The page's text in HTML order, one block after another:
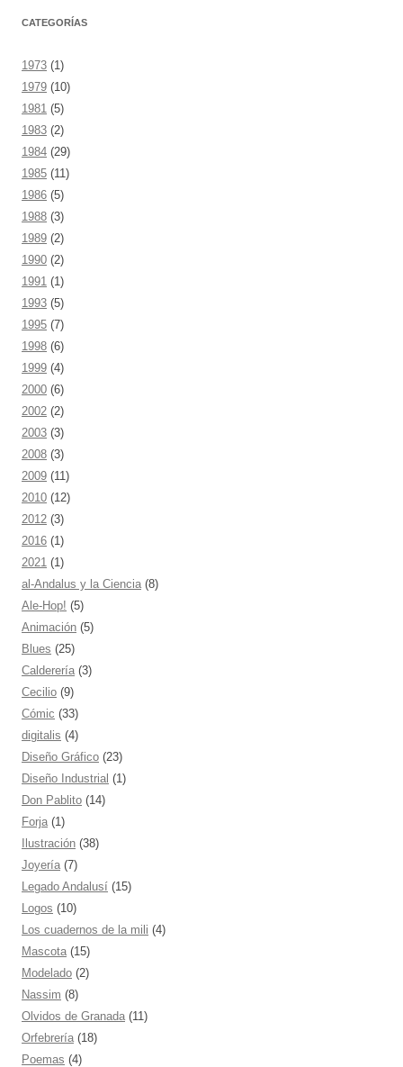
CATEGORÍAS
1973 (1)
1979 (10)
1981 (5)
1983 (2)
1984 (29)
1985 (11)
1986 (5)
1988 (3)
1989 (2)
1990 (2)
1991 (1)
1993 (5)
1995 (7)
1998 (6)
1999 (4)
2000 (6)
2002 (2)
2003 (3)
2008 (3)
2009 (11)
2010 (12)
2012 (3)
2016 (1)
2021 (1)
al-Andalus y la Ciencia (8)
Ale-Hop! (5)
Animación (5)
Blues (25)
Calderería (3)
Cecilio (9)
Cómic (33)
digitalis (4)
Diseño Gráfico (23)
Diseño Industrial (1)
Don Pablito (14)
Forja (1)
Ilustración (38)
Joyería (7)
Legado Andalusí (15)
Logos (10)
Los cuadernos de la mili (4)
Mascota (15)
Modelado (2)
Nassim (8)
Olvidos de Granada (11)
Orfebrería (18)
Poemas (4)